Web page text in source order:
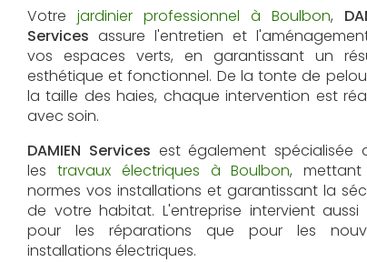
Votre jardinier professionnel à Boulbon,
Services assure l'entretien et
vos espaces verts, en garantissant un
esthétique et fonctionnel. De la tonte de
la taille des haies, chaque intervention est
avec soin.
DAMIEN Services est également spécialisée
les travaux électriques à Boulbon, mettant
normes vos installations et garantissant la
de votre habitat. L'entreprise intervient aussi
pour les réparations que pour les
installations électriques.